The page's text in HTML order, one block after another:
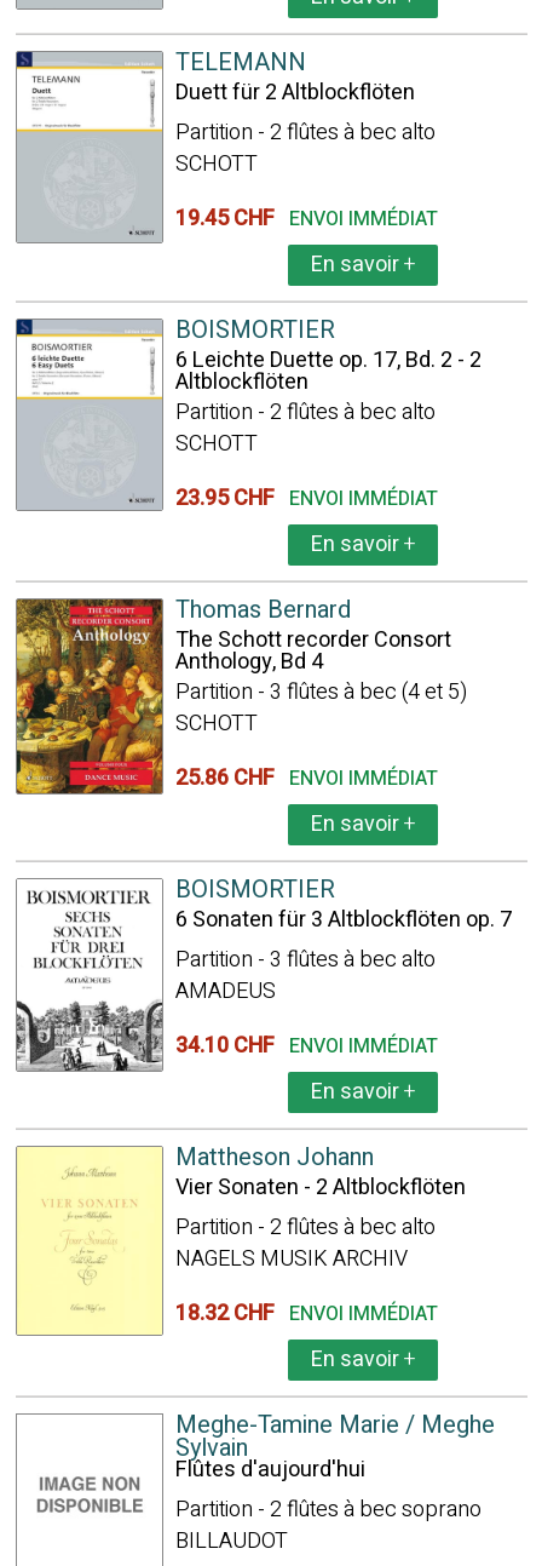
TELEMANN
Duett für 2 Altblockflöten
Partition - 2 flûtes à bec alto
SCHOTT
19.45 CHF ENVOI IMMÉDIAT
En savoir+
BOISMORTIER
6 Leichte Duette op. 17, Bd. 2 - 2
Altblockflöten
Partition - 2 flûtes à bec alto
SCHOTT
23.95 CHF ENVOI IMMÉDIAT
En savoir+
Thomas Bernard
The Schott recorder Consort
Anthology, Bd 4
Partition - 3 flûtes à bec (4 et 5)
SCHOTT
25.86 CHF ENVOI IMMÉDIAT
En savoir+
BOISMORTIER
6 Sonaten für 3 Altblockflöten op. 7
Partition - 3 flûtes à bec alto
AMADEUS
34.10 CHF ENVOI IMMÉDIAT
En savoir+
Mattheson Johann
Vier Sonaten - 2 Altblockflöten
Partition - 2 flûtes à bec alto
NAGELS MUSIK ARCHIV
18.32 CHF ENVOI IMMÉDIAT
En savoir+
Meghe-Tamine Marie / Meghe
Sylvain
Flûtes d'aujourd'hui
Partition - 2 flûtes à bec soprano
BILLAUDOT